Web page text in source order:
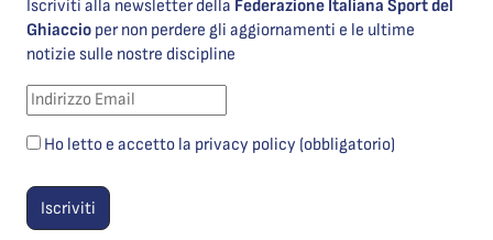
Iscriviti alla newsletter della Federazione Italiana Sport del
Ghiaccio per non perdere gli aggiornamenti e le ultime
notizie sulle nostre discipline
Ho letto e accetto la privacy policy (obbligatorio)